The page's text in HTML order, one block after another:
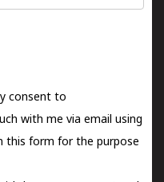
consent to
with me via email using
this form for the purpose